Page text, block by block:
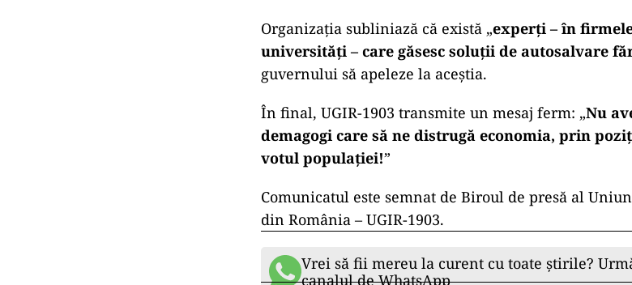
Organizația subliniază că există „experți – în
universități – care găsesc soluții de autosalvare
guvernului să apeleze la aceștia.
În final, UGIR-1903 transmite un mesaj ferm: „Nu
demagogi care să ne distrugă economia, prin
votul populației!”
Comunicatul este semnat de Biroul de presă al
din România – UGIR-1903.
Vrei să fii mereu la curent cu toate știrile?
canalul de WhatsApp